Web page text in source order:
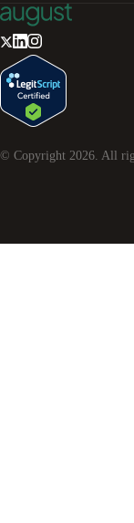
© Copyright 2026 . All